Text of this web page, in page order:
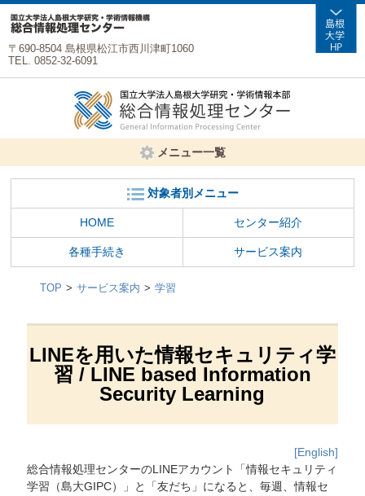
〒690-8504 島根県松江市西川津町1060
TEL. 0852-32-6091
メニュー一覧
対象者別メニュー
HOME センター紹介
各種手続き サービス案内
TOP サービス案内 学習
LINEを用いた情報セキュリティ学
習 / LINE based Information
Security Learning
[English]
総合情報処理センターのLINEアカウント「情報セキュリティ
学習（島大GIPC）」と「友だち」になると、毎週、情報セ